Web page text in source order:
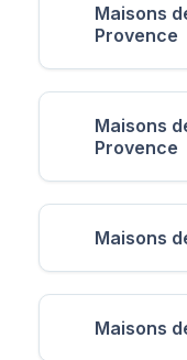
Maisons
Provence
Maisons
Provence
Maisons
Maisons